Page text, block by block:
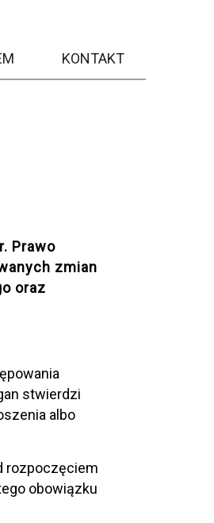
KONTAKT
Prawo
zmian
oraz
stwierdzi
albo
rozpoczęciem
obowiązku